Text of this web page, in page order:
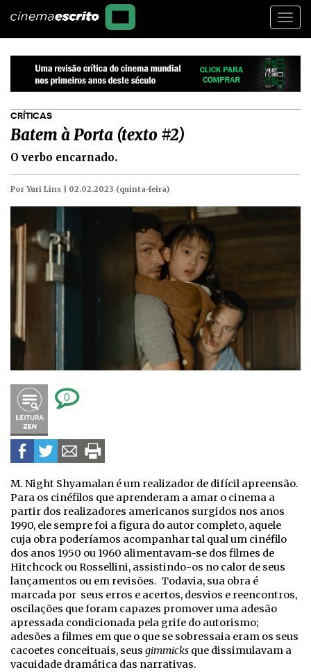
CRÍTICAS
Batem à Porta (texto #2)
O verbo encarnado.
Por Yuri Lins | 02.02.2023 (quinta-feira)
0
M. Night Shyamalan é um realizador de difícil apreensão.
Para os cinéfilos que aprenderam a amar o cinema a
partir dos realizadores americanos surgidos nos anos
1990, ele sempre foi a figura do autor completo, aquele
cuja obra poderíamos acompanhar tal qual um cinéfilo
dos anos 1950 ou 1960 alimentavam-se dos filmes de
Hitchcock ou Rossellini, assistindo-os no calor de seus
lançamentos ou em revisões. Todavia, sua obra é
marcada por seus erros e acertos, desvios e reencontros,
oscilações que foram capazes promover uma adesão
apressada condicionada pela grife do autorismo;
adesões a filmes em que o que se sobressaia eram os seus
cacoetes conceituais, seus gimmicks que dissimulavam a
vacuidade dramática das narrativas.